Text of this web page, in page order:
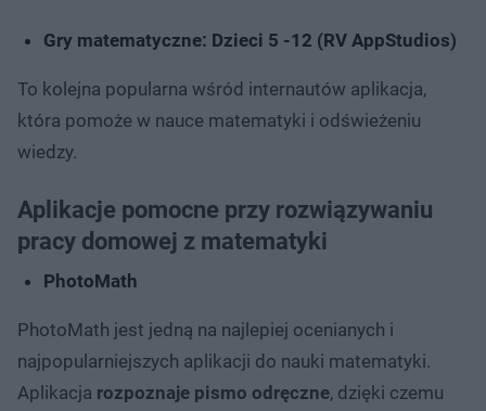
Gry matematyczne: Dzieci 5 -12 (RV AppStudios)
To kolejna popularna wśród internautów aplikacja,
która pomoże w nauce matematyki i odświeżeniu
wiedzy.
Aplikacje pomocne przy rozwiązywaniu
pracy domowej z matematyki
PhotoMath
PhotoMath jest jedną na najlepiej ocenianych i
najpopularniejszych aplikacji do nauki matematyki.
Aplikacja rozpoznaje pismo odręczne, dzięki czemu